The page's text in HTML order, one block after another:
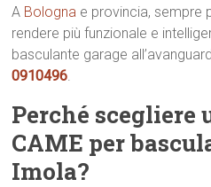
A Bologna e provincia, sempre
rendere più funzionale e
basculante garage
0910496.
Perché scegliere
CAME per
Imola?